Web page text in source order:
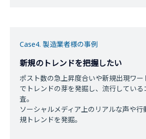
Case4. 製造業者様の事例
新規のトレンドを把握したい
ポスト数の急上昇度合いや新規出現ワー
でトレンドの芽を発掘し、流行してい
査。
ソーシャルメディア上のリアルな声や行
規トレンドを発掘。